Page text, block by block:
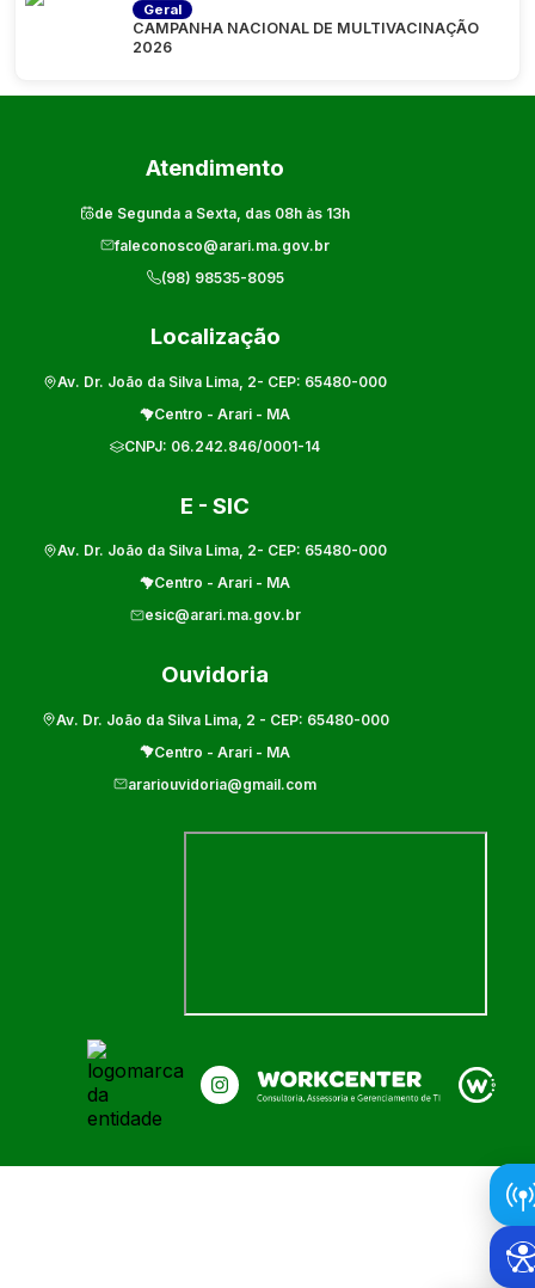
Geral
CAMPANHA NACIONAL DE MULTIVACINAÇÃO
2026
Atendimento
de Segunda a Sexta, das 08h às 13h
faleconosco@arari.ma.gov.br
(98) 98535-8095
Localização
Av. Dr. João da Silva Lima, 2- CEP: 65480-000
Centro - Arari - MA
CNPJ: 06.242.846/0001-14
E - SIC
Av. Dr. João da Silva Lima, 2- CEP: 65480-000
Centro - Arari - MA
esic@arari.ma.gov.br
Ouvidoria
Av. Dr. João da Silva Lima, 2 - CEP: 65480-000
Centro - Arari - MA
arariouvidoria@gmail.com